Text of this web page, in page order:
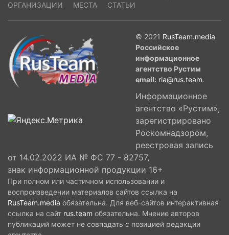
ОРГАНИЗАЦИИ
МЕСТА СТАТЬИ
© 2021 RusTeam.media
Российское
информационное
агентство Рустим
email: ria@rus.team.
Информационное
агентство «Рустим»,
зарегистрировано
Роскомнадзором,
реестровая запись
от 14.02.2022 ИА № ФС 77 - 82757,
знак информационной продукции 16+
При полном или частичном использовании и
воспроизведении материалов сайтов ссылка на
RusTeam.media обязательна. Для веб-сайтов интерактивная
ссылка на сайт rus.team обязательна. Мнение авторов
публикаций может не совпадать с позицией редакции